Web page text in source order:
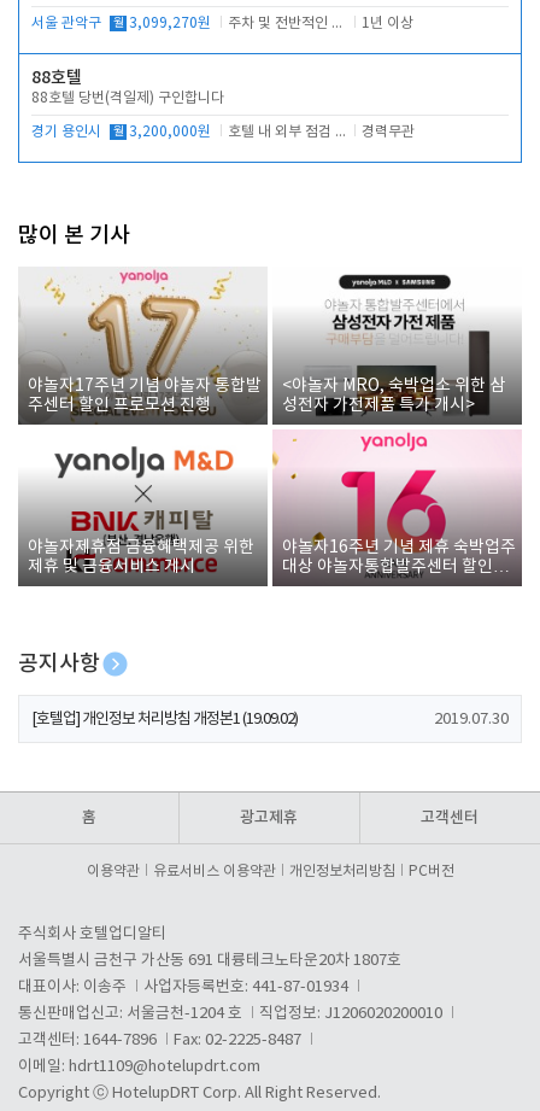
서울 관악구 월 3,099,270원 주차 및 전반적인 당번업무 1년 이상
88호텔
88호텔 당번(격일제) 구인합니다
경기 용인시 월 3,200,000원 호텔 내 외부 점검 및 프런트 운영 경력무관
많이 본 기사
야놀자17주년 기념 야놀자 통합발
주센터 할인 프로모션 진행
<야놀자 MRO, 숙박업소 위한 삼
성전자 가전제품 특가 개시>
야놀자제휴점 금융혜택제공 위한
제휴 및 금융서비스 게시
야놀자16주년 기념 제휴 숙박업주
대상 야놀자통합발주센터 할인쿠
폰 증정
공지사항
[호텔업] 개인정보 처리방침 개정본2 (19.09.02)
[호텔업] 개인정보 처리방침 개정본1 (19.09.02) 2019.07.30
홈 광고제휴 고객센터
이용약관 유료서비스 이용약관 개인정보처리방침 PC버전
주식회사 호텔업디알티
서울특별시 금천구 가산동 691 대륭테크노타운20차 1807호
대표이사: 이송주
사업자등록번호: 441-87-01934
통신판매업신고: 서울금천-1204 호
직업정보: J1206020200010
고객센터: 1644-7896
Fax: 02-2225-8487
이메일: hdrt1109@hotelupdrt.com
Copyright ⓒ HotelupDRT Corp. All Right Reserved.